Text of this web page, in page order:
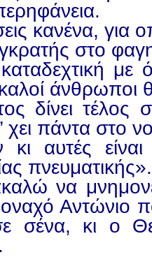
κανένα, για
στο
καταδεχτική
καλοί άνθρωποι
δίνει τέλος
χει πάντα στο
κι αυτές
πνευματικής».
να
Αντώνιο
σένα, κι ο